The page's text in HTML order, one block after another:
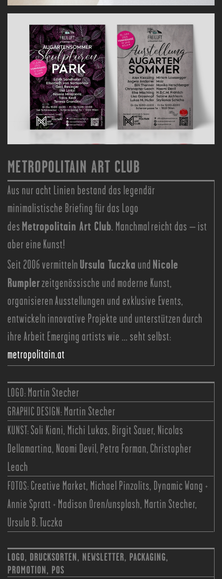
METROPOLITAIN ART CLUB
Aus nur acht Linien bestand das legendär
minimalistische Briefing für das Logo
des Metropolitain Art Club. Manchmal reicht das – ist
aber eine Kunst!
Seit 2006 vermitteln Ursula Tuczka und Nicole
Rumplerzeitgenössische und moderne Kunst,
organisieren Ausstellungen und exklusive Events,
entwickeln innovative Projekte und unterstützen durch
ihre Arbeit Emerging artists wie ... seht selbst:
metropolitain.at
LOGO:Martin Stecher
GRAPHIC DESIGN:Martin Stecher
KUNST:Soli Kiani, Michi Lukas, Birgit Sauer, Nicolas
Dellamartina, Naomi Devil, Petra Forman, Christopher
Leach
FOTOS:Creative Market, Michael Pinzolits, Dynamic Wang +
Annie Spratt + Madison Oren/unsplash, Martin Stecher,
Ursula B. Tuczka
LOGO, DRUCKSORTEN, NEWSLETTER, PACKAGING,
PROMOTION, POS